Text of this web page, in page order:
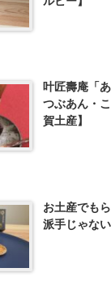
叶匠壽庵「
つぶあん・
賀土産】
お土産でも
派手じゃな